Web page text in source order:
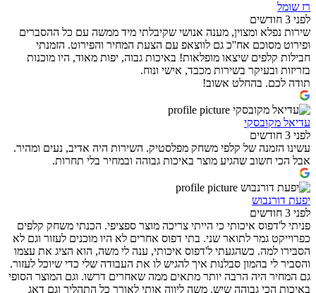
רז שומל
לפני 3 חודשים
שירות נפלא ומצוין, מענה אנושי שקיבלתי מיד ממשה עם כל ההסברים
ופירוט מסוכם אח''כ גם לווצאפ עם הצעת המחיר והפירוט. הזמנתי
חבילות קלפים שיצאו מופלאות! באיכות גבוה, יפות מאוד, היו מוכנות
בזריזות ובעיקר בשירות מכבד, אישי ונוח.
תודה לכם. בהחלט אשוב!
עדיאל מקובסקי
לפני 3 חודשים
עשינו הזמנה של קלפי משחק מפלסטיק. השירות היה אדיב, נעים ומהיר.
אבל הכי חשוב שהגיע מוצר באיכות גבוהה ובמחיר בלי תחרות.
יפעת דורנבוש
לפני 3 חודשים
פניתי ל'דפוס איכותי כי הייתי צריכה מוצר ספציפי. הכנתי משחק קלפים
כפרוייקט גמר לתואר שני. בתי דפוס אחרים לא היו מוכנים לעזור וגם לא
הסבירו למה. כשהגעתי ל'דפוס איכותי, ענה לי משה, הוא הציג את עצמו
והסביר לי בהמון סבלנות איך להגיש לו את העבודה שלי כדי שיוכל לעזור.
גם המחיר היה הרבה יותר מתאים ממה שאחרים דרשו. וגם המוצר הסופי
באיכות הכי גבוהה שיש. משה ליווה אותי לאורך כל התהליך וגם דאג